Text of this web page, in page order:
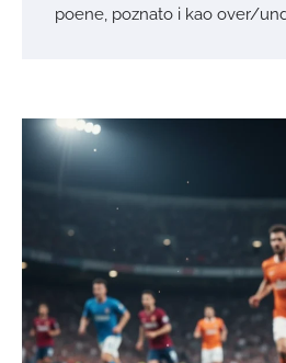
poene, poznato i kao over/